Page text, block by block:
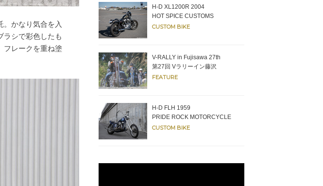
。かなり気合を入
ラシで彩色したも
フレークを重ね塗
H-D XL1200R 2004
HOT SPICE CUSTOMS
CUSTOM BIKE
V-RALLY in Fujisawa 27th
第27回 Vラリーイン藤沢
FEATURE
H-D FLH 1959
PRIDE ROCK MOTORCYCLE
CUSTOM BIKE